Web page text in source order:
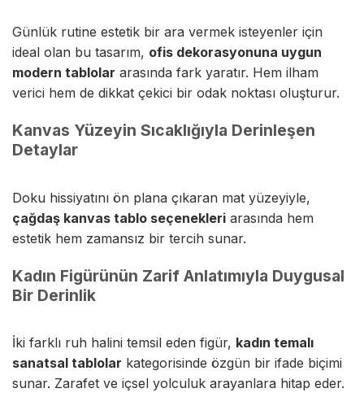
Günlük rutine estetik bir ara vermek isteyenler için
ideal olan bu tasarım, ofis dekorasyonuna uygun
modern tablolar arasında fark yaratır. Hem ilham
verici hem de dikkat çekici bir odak noktası oluşturur.
Kanvas Yüzeyin Sıcaklığıyla Derinleşen
Detaylar
Doku hissiyatını ön plana çıkaran mat yüzeyiyle,
çağdaş kanvas tablo seçenekleri arasında hem
estetik hem zamansız bir tercih sunar.
Kadın Figürünün Zarif Anlatımıyla Duygusal
Bir Derinlik
İki farklı ruh halini temsil eden figür, kadın temalı
sanatsal tablolar kategorisinde özgün bir ifade biçimi
sunar. Zarafet ve içsel yolculuk arayanlara hitap eder.